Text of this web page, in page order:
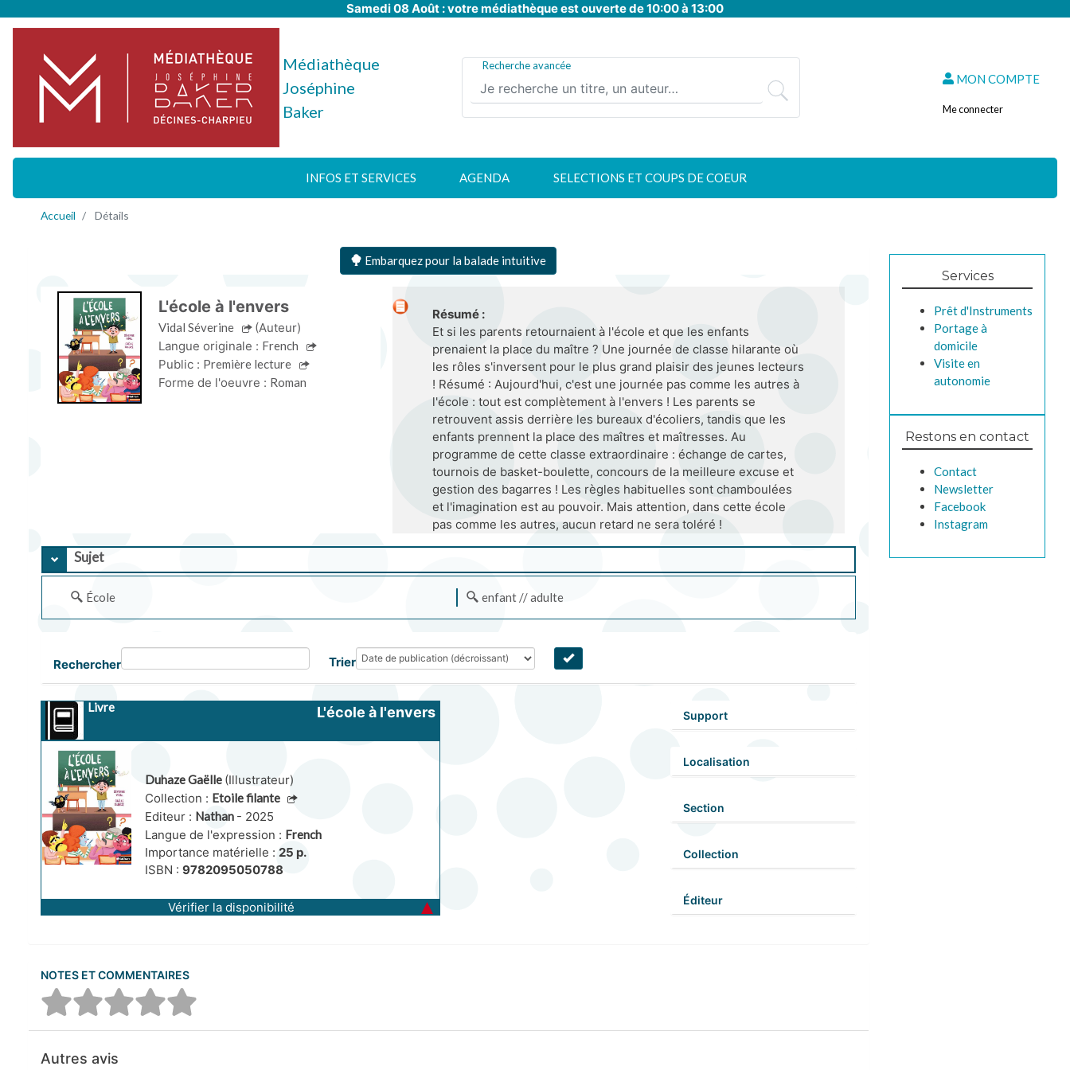
Aller
principal
Samedi 08 Août : votre médiathèque est ouverte de 10:00 à 13:00
Médiathèque
Joséphine
Baker
Recherche avancée
MON COMPTE
Me connecter
INFOS ET SERVICES AGENDA SELECTIONS ET COUPS DE COEUR
Accueil Détails
Embarquez pour la balade intuitive
L'école à l'envers
Vidal Séverine
(Auteur)
Langue originale : French
Public : Première lecture
Forme de l'oeuvre : Roman
Résumé :
Et si les parents retournaient à l'école et que les enfants
prenaient la place du maître ? Une journée de classe hilarante où
les rôles s'inversent pour le plus grand plaisir des jeunes lecteurs
! Résumé : Aujourd'hui, c'est une journée pas comme les autres à
l'école : tout est complètement à l'envers ! Les parents se
retrouvent assis derrière les bureaux d'écoliers, tandis que les
enfants prennent la place des maîtres et maîtresses. Au
programme de cette classe extraordinaire : échange de cartes,
tournois de basket-boulette, concours de la meilleure excuse et
gestion des bagarres ! Les règles habituelles sont chamboulées
et l'imagination est au pouvoir. Mais attention, dans cette école
pas comme les autres, aucun retard ne sera toléré !
Sujet
École enfant // adulte
Rechercher Trier
Livre L'école à l'envers
Duhaze Gaëlle (Illustrateur)
Collection : Etoile filante
Editeur : Nathan - 2025
Langue de l'expression : French
Importance matérielle : 25 p.
ISBN : 9782095050788
Vérifier la disponibilité
Support
Localisation
Section
Collection
Éditeur
NOTES ET COMMENTAIRES
Autres avis
Services
Prêt d'Instruments
Portage à
domicile
Visite en
autonomie
Restons en contact
Contact
Newsletter
Facebook
Instagram